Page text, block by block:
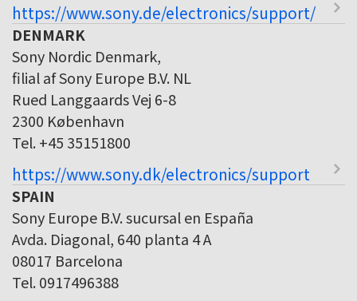
https://www.sony.de/electronics/support/
DENMARK
Sony Nordic Denmark,
filial af Sony Europe B.V. NL
Rued Langgaards Vej 6-8
2300 København
Tel. +45 35151800
https://www.sony.dk/electronics/support
SPAIN
Sony Europe B.V. sucursal en España
Avda. Diagonal, 640 planta 4 A
08017 Barcelona
Tel. 0917496388